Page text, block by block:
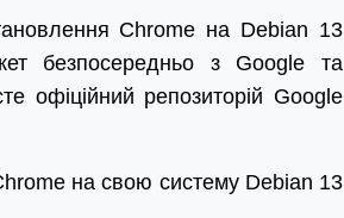
Chrome на Debian 13
безпосередньо з Google та
офіційний репозиторій Google
на свою систему Debian 13